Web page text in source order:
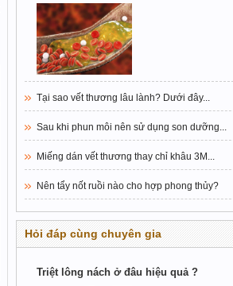
Tại sao vết thương lâu lành? Dưới đây...
Sau khi phun môi nên sử dụng son dưỡng...
Miếng dán vết thương thay chỉ khâu 3M...
Nên tẩy nốt ruồi nào cho hợp phong thủy?
Hỏi đáp cùng chuyên gia
Triệt lông nách ở đâu hiệu quả ?